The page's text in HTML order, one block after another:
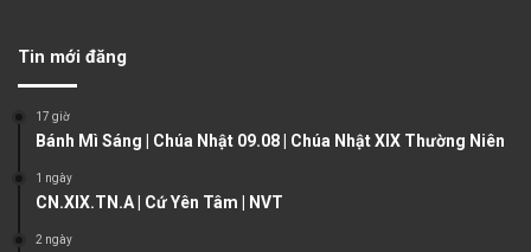
u
p
g
Tin mới đăng
17 giờ
Bánh Mì Sáng | Chúa Nhật 09.08 | Chúa Nhật XIX Thường Niên
1 ngày
CN.XIX.TN.A | Cứ Yên Tâm | NVT
2 ngày